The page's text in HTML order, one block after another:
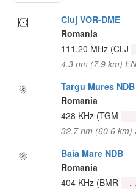
Cluj VOR-DME
Romania
111.20 MHz (CLJ
4.3 nm (7.9 km)
Targu Mures NDB
Romania
428 KHz (TGM -
32.7 nm (60.6 km)
Baia Mare NDB
Romania
404 KHz (BMR -